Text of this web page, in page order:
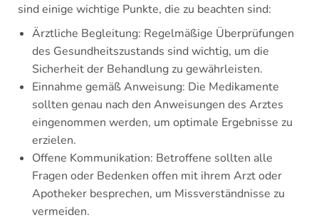
sind einige wichtige Punkte, die zu beachten sind:
Ärztliche Begleitung: Regelmäßige Überprüfungen
des Gesundheitszustands sind wichtig, um die
Sicherheit der Behandlung zu gewährleisten.
Einnahme gemäß Anweisung: Die Medikamente
sollten genau nach den Anweisungen des Arztes
eingenommen werden, um optimale Ergebnisse zu
erzielen.
Offene Kommunikation: Betroffene sollten alle
Fragen oder Bedenken offen mit ihrem Arzt oder
Apotheker besprechen, um Missverständnisse zu
vermeiden.